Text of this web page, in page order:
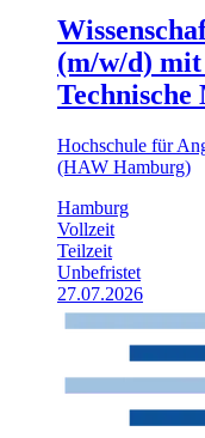
(m/w/d)
Hochschule für
(HAW Hamburg)
Hamburg
Vollzeit
Teilzeit
Unbefristet
27.07.2026